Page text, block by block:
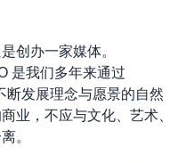
创办一家媒体。
是我们多年来通过
断发展理念与愿景的自然
业，不应与文化、艺术、
。